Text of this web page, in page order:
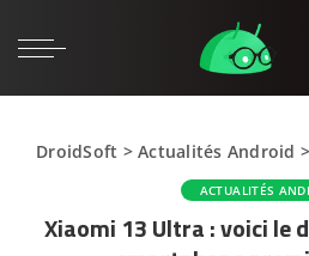
DroidSoft >Actualités Android
ACTUALITÉS
Xiaomi 13 Ultra : voici le